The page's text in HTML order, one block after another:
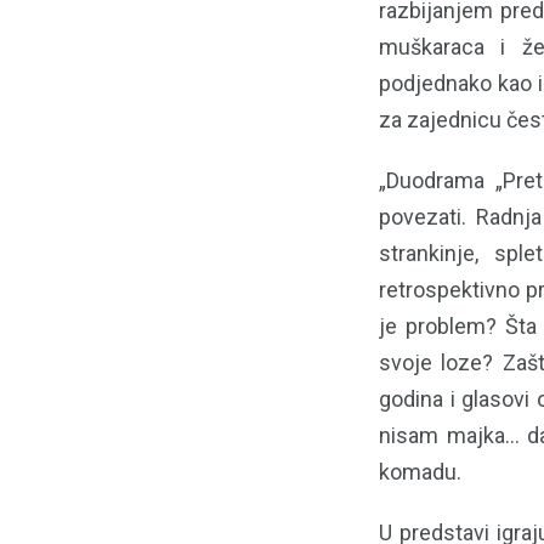
razbijanjem
muškaraca i
podjednako kao
za zajednicu
„Duodrama
povezati.
strankinje,
retrospektivno
je problem?
svoje loze?
godina i glasovi
nisam majka...
komadu.
U predstavi